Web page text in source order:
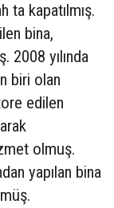
kapatılmış.
bina,
2008 yılında
biri olan
edilen
olmuş.
yapılan bina